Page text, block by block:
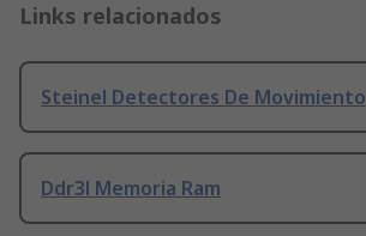
Links relacionados
Steinel Detectores De Movimiento
Ddr3l Memoria Ram